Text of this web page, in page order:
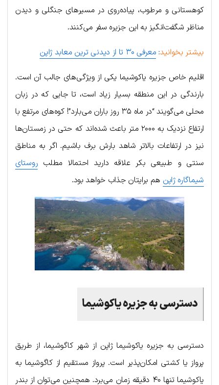
کوهستانی و مرطوب، پیاده‌روی در مسیرهای جنگلی و دیدن
مناظر شگفت‌انگیز به این جزیره سفر می‌کنند.
بیشتر بخوانید: معرفی ۳۰ تا از دیدنی ترین معابد ژاپن
اقلیم خاص جزیره یاکوشیما یکی از ویژگی‌های جالب آن است.
بارندگی در این منطقه بسیار زیاد است، تا جایی که در زبان
محلی می‌گویند “در ماه ۳۵ روز باران می‌بارد”! کوه‌های مرتفع با
ارتفاع نزدیک به ۲۰۰۰ متر باعث شده‌اند که حتی در زمستان‌ها
نیز در ارتفاعات بالاتر شاهد بارش برف باشیم. اگر به مناطق
سنتی و طبیعی بکر علاقه دارید احتمالا مطلب روستای
شیماگاره ژاپن هم برایتان جذاب خواهد بود.
دسترسی به جزیره یاکوشیما
دسترسی به جزیره یاکوشیما ژاپن از شهر کاگوشیما، از طریق
پرواز یا کشتی امکان‌پذیر است. پرواز مستقیم از کاگوشیما به
یاکوشیما تنها ۴۰ دقیقه زمان می‌برد. همچنین می‌توان از بندر